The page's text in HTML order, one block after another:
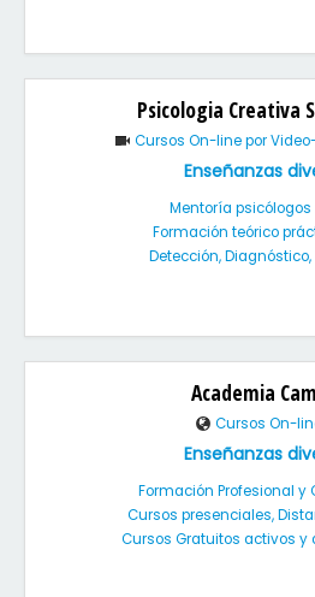
Psicologia Creativa
Cursos On-line por
Enseñanzas
Mentoría psicólogos
Formación teórico
Detección,
Academia
Cursos On-
Enseñanzas
Formación Profesional y
Cursos presenciales,
Cursos Gratuitos activos y